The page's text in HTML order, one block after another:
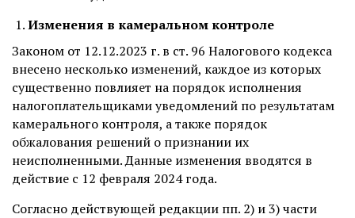
Изменения в камеральном контроле
Законом от 12.12.2023 г. в ст. 96 Налогового кодекса
внесено несколько изменений, каждое из которых
существенно повлияет на порядок исполнения
налогоплательщиками уведомлений по результатам
камерального контроля, а также порядок
обжалования решений о признании их
неисполненными. Данные изменения вводятся в
действие с 12 февраля 2024 года.
Согласно действующей редакции пп. 2) и 3) части